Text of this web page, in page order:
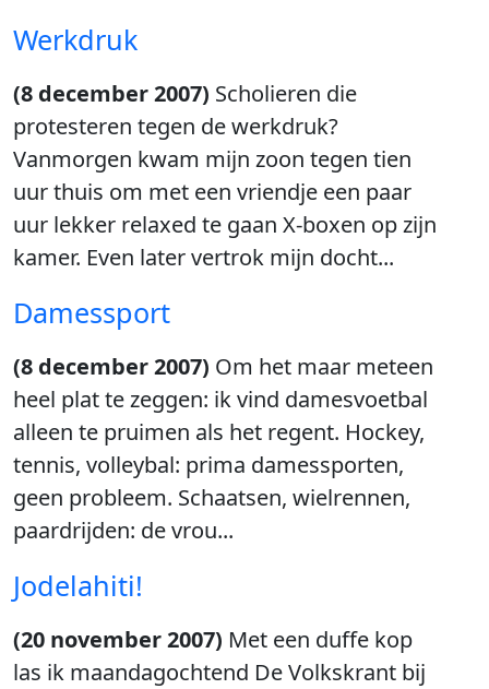
Werkdruk
(8 december 2007) Scholieren die
protesteren tegen de werkdruk?
Vanmorgen kwam mijn zoon tegen tien
uur thuis om met een vriendje een paar
uur lekker relaxed te gaan X-boxen op zijn
kamer. Even later vertrok mijn docht...
Damessport
(8 december 2007) Om het maar meteen
heel plat te zeggen: ik vind damesvoetbal
alleen te pruimen als het regent. Hockey,
tennis, volleybal: prima damessporten,
geen probleem. Schaatsen, wielrennen,
paardrijden: de vrou...
Jodelahiti!
(20 november 2007) Met een duffe kop
las ik maandagochtend De Volkskrant bij